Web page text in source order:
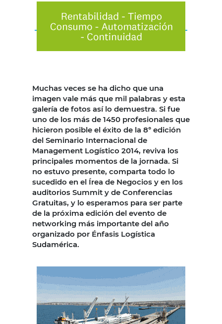
Muchas veces se ha dicho que una
imagen vale más que mil palabras y esta
galería de fotos así lo demuestra. Si fue
uno de los más de 1450 profesionales que
hicieron posible el éxito de la 8° edición
del Seminario Internacional de
Management Logístico 2014, reviva los
principales momentos de la jornada. Si
no estuvo presente, comparta todo lo
sucedido en el Írea de Negocios y en los
auditorios Summit y de Conferencias
Gratuitas, y lo esperamos para ser parte
de la próxima edición del evento de
networking más importante del año
organizado por Énfasis Logística
Sudamérica.